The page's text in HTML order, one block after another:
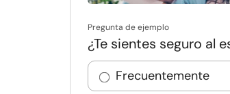
Pregunta de ejemplo
¿Te sientes seguro al
Frecuentemente